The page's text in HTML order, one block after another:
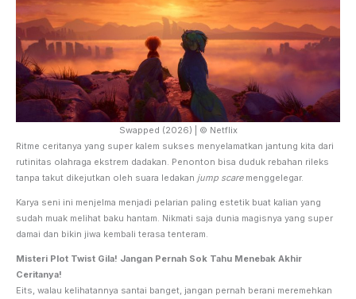
Swapped (2026) | © Netflix
Ritme ceritanya yang super kalem sukses menyelamatkan jantung kita dari
rutinitas olahraga ekstrem dadakan. Penonton bisa duduk rebahan rileks
tanpa takut dikejutkan oleh suara ledakan jump scaremenggelegar.
Karya seni ini menjelma menjadi pelarian paling estetik buat kalian yang
sudah muak melihat baku hantam. Nikmati saja dunia magisnya yang super
damai dan bikin jiwa kembali terasa tenteram.
Misteri Plot Twist Gila! Jangan Pernah Sok Tahu Menebak Akhir
Ceritanya!
Eits, walau kelihatannya santai banget, jangan pernah berani meremehkan